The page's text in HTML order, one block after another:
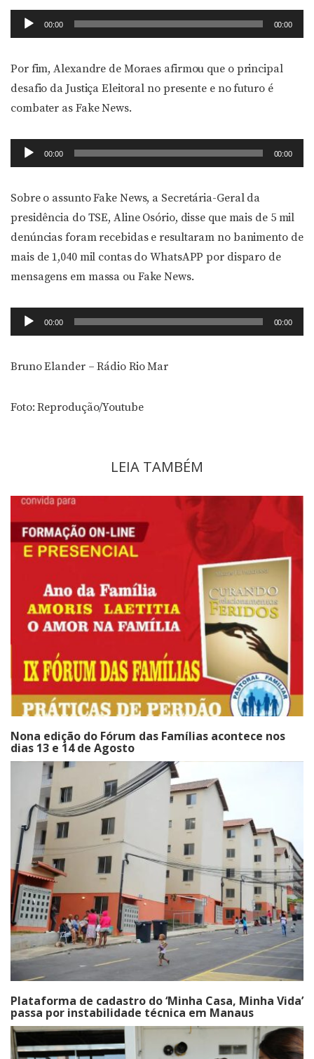
Tocador
de
00:00 00:00
Por fim, Alexandre de Moraes afirmou que o principal
desafio da Justiça Eleitoral no presente e no futuro é
combater as Fake News.
Tocador
de
00:00 00:00
Sobre o assunto Fake News, a Secretária-Geral da
presidência do TSE, Aline Osório, disse que mais de 5 mil
denúncias foram recebidas e resultaram no banimento de
mais de 1,040 mil contas do WhatsAPP por disparo de
mensagens em massa ou Fake News.
Tocador
de
00:00 00:00
Bruno Elander – Rádio Rio Mar
Foto: Reprodução/Youtube
LEIA TAMBÉM
Nona edição do Fórum das Famílias acontece nos
dias 13 e 14 de Agosto
Plataforma de cadastro do ‘Minha Casa, Minha Vida’
passa por instabilidade técnica em Manaus